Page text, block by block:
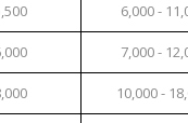
6,000 -
7,000 -
10,000 -